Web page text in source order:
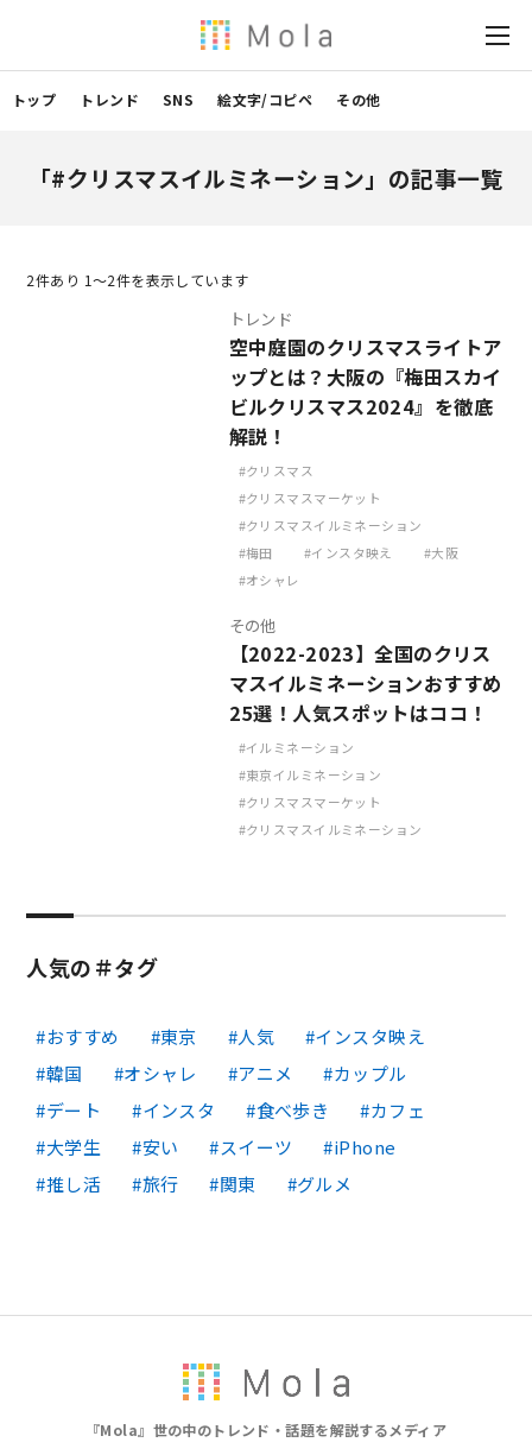
トップ トレンド SNS 絵文字/コピペ その他
「#クリスマスイルミネーション」の記事一覧
2件あり 1〜2件を表示しています
トレンド
空中庭園のクリスマスライトア
ップとは？大阪の『梅田スカイ
ビルクリスマス2024』を徹底
解説！
クリスマス
クリスマスマーケット
クリスマスイルミネーション
梅田
インスタ映え
大阪
オシャレ
その他
【2022-2023】全国のクリス
マスイルミネーションおすすめ
25選！人気スポットはココ！
イルミネーション
東京イルミネーション
クリスマスマーケット
クリスマスイルミネーション
人気の＃タグ
おすすめ 東京 人気
インスタ映え
韓国
オシャレ アニメ
カップル
デート
インスタ 食べ歩き
カフェ
大学生
安い スイーツ
iPhone
推し活
旅行 関東 グルメ
『Mola』世の中のトレンド・話題を解説するメディア